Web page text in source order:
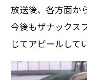
放送後、各方面か
今後もザナックス
じてアピールして